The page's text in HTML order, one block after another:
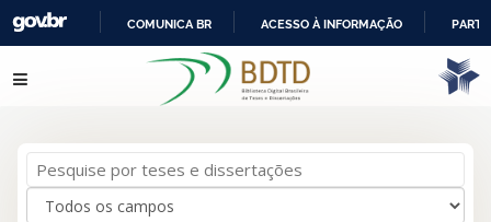
IR
PARA
COMUNICA BR ACESSO À INFORMAÇÃO
Pular para o conteúdo